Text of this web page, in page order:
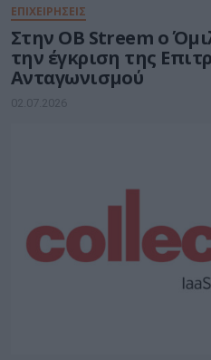
ΕΠΙΧΕΙΡΗΣΕΙΣ
Στην OB Streem ο
την έγκριση της
Ανταγωνισμού
02.07.2026